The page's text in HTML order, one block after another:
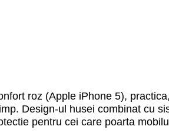
roz (Apple iPhone 5),
Design-ul husei combinat cu
pentru cei care poarta